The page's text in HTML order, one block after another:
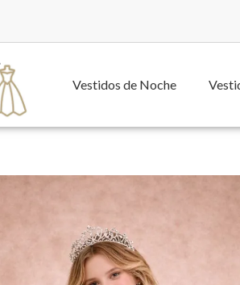
Vestidos de Noche